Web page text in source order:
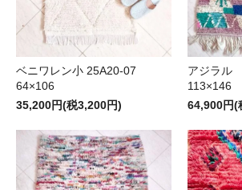
ベニワレン小 25A20-07
64×106
35,200円(税3,200円)
アジラ
113×146
64,900円(